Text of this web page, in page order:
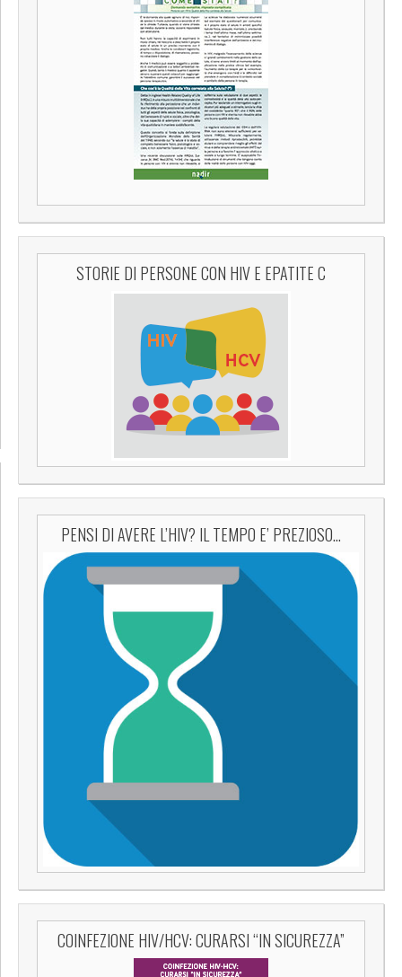
STORIE DI PERSONE CON HIV E EPATITE C
PENSI DI AVERE L’HIV? IL TEMPO E’ PREZIOSO…
COINFEZIONE HIV/HCV: CURARSI “IN SICUREZZA”